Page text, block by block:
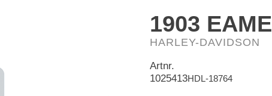
1903
HARLEY-DAVIDSON
Artnr.
1025413HDL-18764